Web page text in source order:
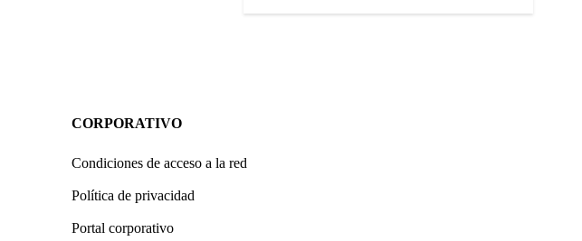
CORPORATIVO
Condiciones de acceso a la red
Política de privacidad
Portal corporativo